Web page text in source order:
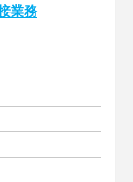
業務